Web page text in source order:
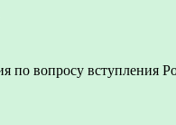
по вопросу вступления